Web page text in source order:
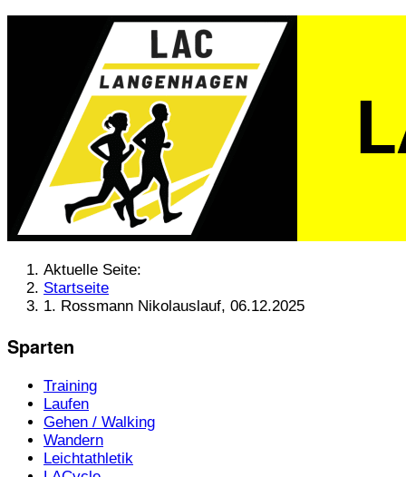
Aktuelle Seite:
Startseite
1. Rossmann Nikolauslauf, 06.12.2025
Sparten
Training
Laufen
Gehen / Walking
Wandern
Leichtathletik